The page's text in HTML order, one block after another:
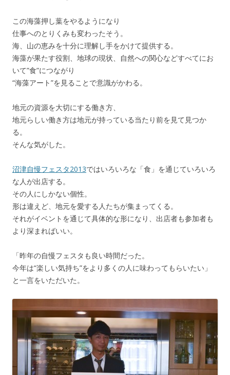
この海藻押し葉をやるようになり
仕事へのとりくみも変わったそう。
海、山の恵みを十分に理解し手をかけて提供する。
海藻が果たす役割、地球の現状、自然への関心などすべてにお
いて”食”につながり
“海藻アート”を見ることで意識がかわる。
地元の資源を大切にする働き方、
地元らしい働き方は地元が持っている当たり前を見て見つか
る。
そんな気がした。
沼津自慢フェスタ2013ではいろいろな「食」を通じていろいろ
な人が出店する。
その人にしかない個性。
形は違えど、地元を愛する人たちが集まってくる。
それがイベントを通じて具体的な形になり、出店者も参加者も
より深まればいい。
「昨年の自慢フェスタも良い時間だった。
今年は“楽しい気持ち”をより多くの人に味わってもらいたい」
と一言をいただいた。